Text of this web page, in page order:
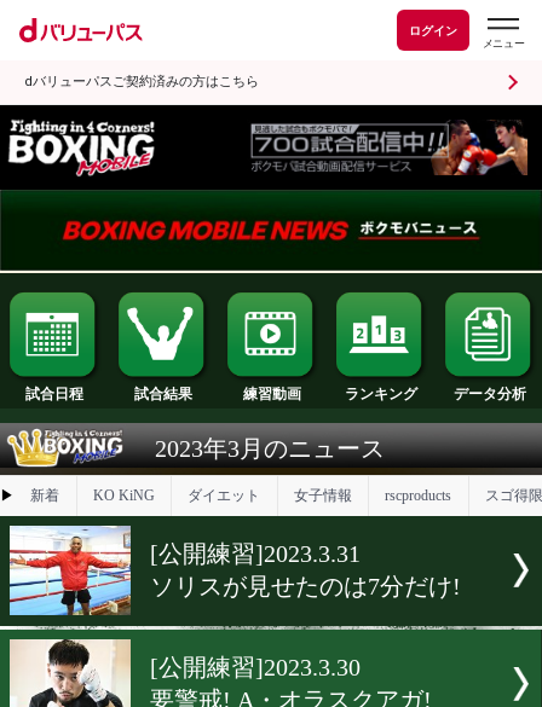
ログイン
dバリューパスご契約済みの方はこちら
試合日程 試合結果 練習動画 ランキング
2023年3月のニュース
▶ 新着 KO KiNG ダイエット 女子情報
[公開練習]2023.3.31